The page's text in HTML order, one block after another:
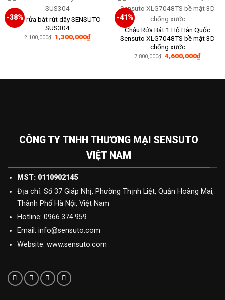
-38%Vòi rửa bát rút dây SENSUTO
SUS304
2,100,000₫ Giá
gốc
1,300,000₫Giá
hiện
-41%
Chậu Rửa Bát 1 Hố Hàn Quốc
Sensuto XLG7048TS bề mặt 3D
chống xước
7,800,000₫ Giá
gốc
4,600,000₫Giá
hiện
CÔNG TY TNHH THƯƠNG MẠI SENSUTO
VIỆT NAM
MST: 0110902145
Địa chỉ: Số 37 Giáp Nhị, Phường Thịnh Liệt, Quận Hoàng Mai,
Thành Phố Hà Nội, Việt Nam
Hotline: 0966.374.959
Email: info@sensuto.com
Website: www.sensuto.com